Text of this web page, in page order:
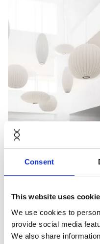
Consent
This website uses
We use cookies to
provide social media
We also share